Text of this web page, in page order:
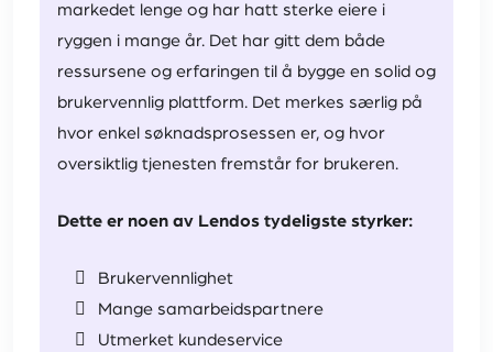
markedet lenge og har hatt sterke eiere i
ryggen i mange år. Det har gitt dem både
ressursene og erfaringen til å bygge en solid og
brukervennlig plattform. Det merkes særlig på
hvor enkel søknadsprosessen er, og hvor
oversiktlig tjenesten fremstår for brukeren.
Dette er noen av Lendos tydeligste styrker:
Brukervennlighet
Mange samarbeidspartnere
Utmerket kundeservice